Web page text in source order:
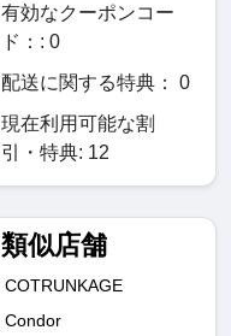
有効なクーポンコー
ド：: 0
配送に関する特典： 0
現在利用可能な割
引・特典: 12
類似店舗
COTRUNKAGE
Condor